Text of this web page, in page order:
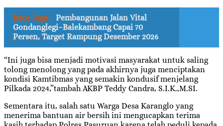
Baca Juga : Pembangunan Jalan Vital
Gondanglegi–Balekambang Capai 70
Persen, Target Rampung Desember 2026
“Ini juga bisa menjadi motivasi masyarakat untuk saling
tolong menolong yang pada akhirnya juga menciptakan
kondisi Kamtibmas yang semakin kondusif menjelang
Pilkada 2024,”tambah AKBP Teddy Candra, S.I.K.,M.SI.
Sementara itu, salah satu Warga Desa Karanglo yang
menerima bantuan air bersih ini mengucapkan terima